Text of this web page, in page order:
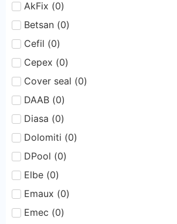
AkFix (0)
Betsan (0)
Cefil (0)
Cepex (0)
Cover seal (0)
DAAB (0)
Diasa (0)
Dolomiti (0)
DPool (0)
Elbe (0)
Emaux (0)
Emec (0)